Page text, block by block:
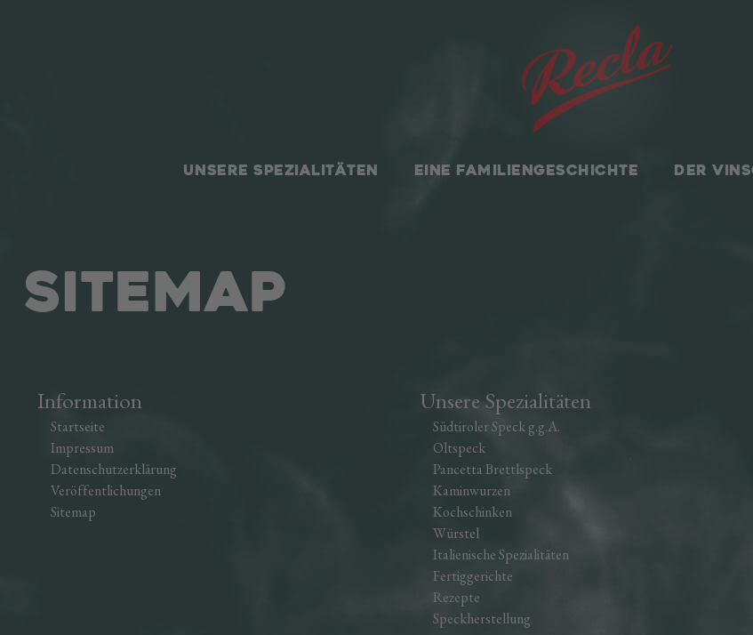
UNSERE SPEZIALITÄTEN EINE FAMILIENGESCHICHTE DER
Sitemap
Information
Startseite
Impressum
Datenschutzerklärung
Veröffentlichungen
Sitemap
Unsere Spezialitäten
Südtiroler Speck g.g.A.
Oltspeck
Pancetta Brettlspeck
Kaminwurzen
Kochschinken
Würstel
Italienische Spezialitäten
Fertiggerichte
Rezepte
Speckherstellung